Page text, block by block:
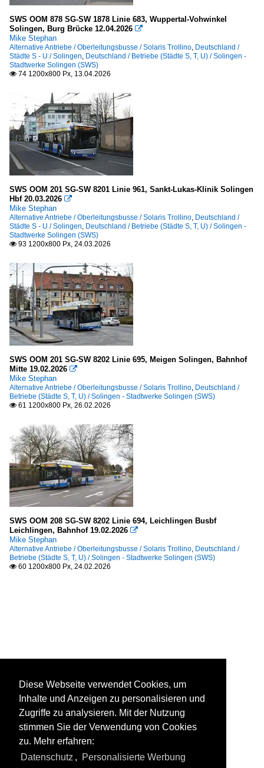
SWS OOM 878 SG-SW 1878 Linie 683, Wuppertal-Vohwinkel
Solingen, Burg Brücke 12.04.2026 
Mike Stephan
Alternative Antriebe / Oberleitungsbusse / Solaris Trollino, Deutschland /
Städte S - U / Solingen, Deutschland / Betriebe (Städte S, T, U) / Solingen -
Stadtwerke Solingen (SWS)
 74 1200x800 Px, 13.04.2026
SWS OOM 201 SG-SW 8201 Linie 961, Sankt-Lukas-Klinik Solingen
Hbf 20.03.2026 
Mike Stephan
Alternative Antriebe / Oberleitungsbusse / Solaris Trollino, Deutschland /
Städte S - U / Solingen, Deutschland / Betriebe (Städte S, T, U) / Solingen -
Stadtwerke Solingen (SWS)
 93 1200x800 Px, 24.03.2026
SWS OOM 201 SG-SW 8202 Linie 695, Meigen Solingen, Bahnhof
Mitte 19.02.2026 
Mike Stephan
Alternative Antriebe / Oberleitungsbusse / Solaris Trollino, Deutschland /
Betriebe (Städte S, T, U) / Solingen - Stadtwerke Solingen (SWS)
 61 1200x800 Px, 26.02.2026
SWS OOM 208 SG-SW 8202 Linie 694, Leichlingen Busbf
Leichlingen, Bahnhof 19.02.2026 
Mike Stephan
Alternative Antriebe / Oberleitungsbusse / Solaris Trollino, Deutschland /
Betriebe (Städte S, T, U) / Solingen - Stadtwerke Solingen (SWS)
 60 1200x800 Px, 24.02.2026
Diese Webseite verwendet Cookies, um
Inhalte und Anzeigen zu personalisieren und
Zugriffe zu analysieren. Mit der Nutzung
stimmen Sie der Verwendung von Cookies
zu. Mehr erfahren:
Datenschutz , Personalisierte Werbung